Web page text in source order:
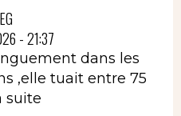
- 21:37
dans les
,elle tuait entre 75
suite